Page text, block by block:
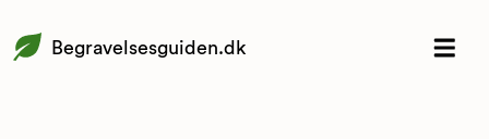
Begravelsesguiden.dk